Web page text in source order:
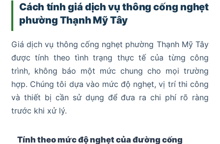
Cách tính giá dịch vụ thông cống nghẹt
phường Thạnh Mỹ Tây
Giá dịch vụ thông cống nghẹt phường Thạnh Mỹ Tây
được tính theo tình trạng thực tế của từng công
trình, không báo một mức chung cho mọi trường
hợp. Chúng tôi dựa vào mức độ nghẹt, vị trí thi công
và thiết bị cần sử dụng để đưa ra chi phí rõ ràng
trước khi xử lý.
Tính theo mức độ nghẹt của đường cống